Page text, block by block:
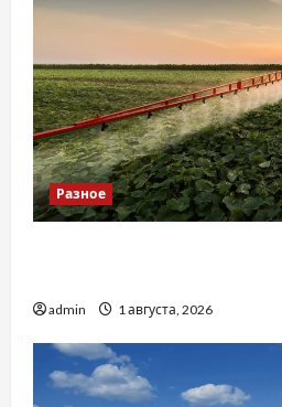
Разное
admin 1 августа, 2026